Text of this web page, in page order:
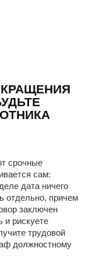
срочные
сам:
дата ничего
отдельно, причем
заключен
и рискуете
трудовой
должностному